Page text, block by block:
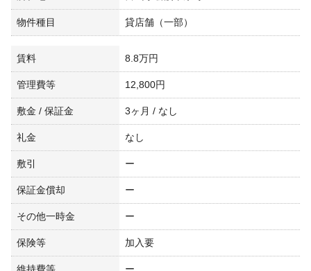
物件種目 貸店舗（一部）
賃料 8.8万円
管理費等 12,800円
敷金 / 保証金 3ヶ月 / なし
礼金 なし
敷引 ー
保証金償却 ー
その他一時金 ー
保険等 加入要